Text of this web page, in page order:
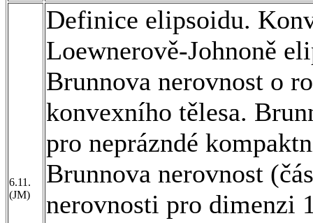
6.11.
(JM)
Definice elipsoidu.
Loewnerově-Johnoně
Brunnova nerovnost o
konvexního tělesa.
pro neprázndé
Brunnova nerovnost
nerovnosti pro dimenzi